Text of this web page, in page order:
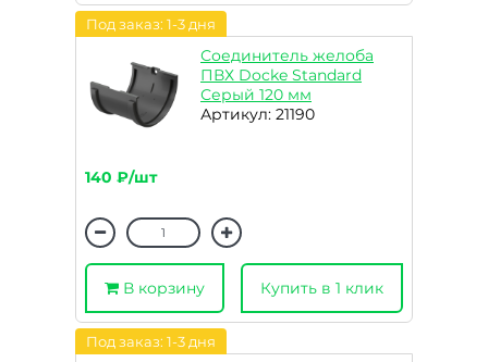
Под заказ: 1-3 дня
Соединитель желоба
ПВХ Docke Standard
Серый 120 мм
Артикул: 21190
140 ₽/шт
В корзину Купить в 1 клик
Под заказ: 1-3 дня